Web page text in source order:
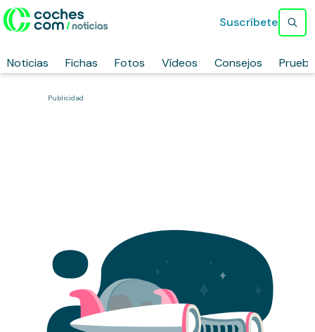
Noticias Fichas Fotos Vídeos Consejos
Suscríbete
Publicidad